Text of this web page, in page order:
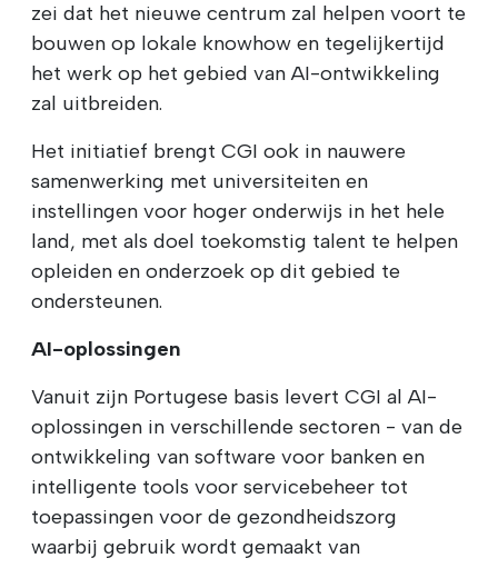
zei dat het nieuwe centrum zal helpen voort te
bouwen op lokale knowhow en tegelijkertijd
het werk op het gebied van AI-ontwikkeling
zal uitbreiden.
Het initiatief brengt CGI ook in nauwere
samenwerking met universiteiten en
instellingen voor hoger onderwijs in het hele
land, met als doel toekomstig talent te helpen
opleiden en onderzoek op dit gebied te
ondersteunen.
AI-oplossingen
Vanuit zijn Portugese basis levert CGI al AI-
oplossingen in verschillende sectoren - van de
ontwikkeling van software voor banken en
intelligente tools voor servicebeheer tot
toepassingen voor de gezondheidszorg
waarbij gebruik wordt gemaakt van